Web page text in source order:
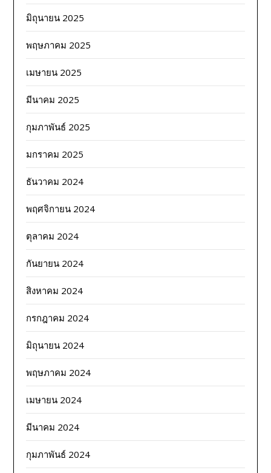
มิถุนายน 2025
พฤษภาคม 2025
เมษายน 2025
มีนาคม 2025
กุมภาพันธ์ 2025
มกราคม 2025
ธันวาคม 2024
พฤศจิกายน 2024
ตุลาคม 2024
กันยายน 2024
สิงหาคม 2024
กรกฎาคม 2024
มิถุนายน 2024
พฤษภาคม 2024
เมษายน 2024
มีนาคม 2024
กุมภาพันธ์ 2024